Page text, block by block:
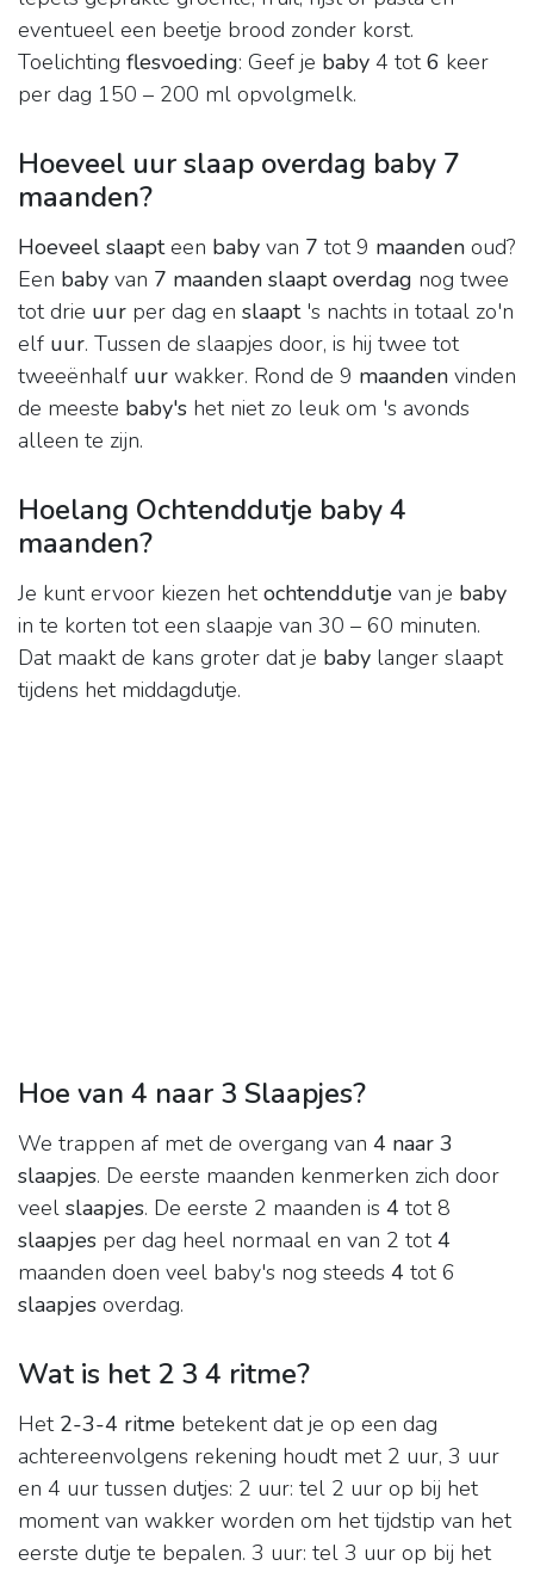
eventueel een beetje brood zonder korst.
Toelichting flesvoeding: Geef je baby 4 tot6 keer
per dag 150 – 200 ml opvolgmelk.
Hoeveel uur slaap overdag baby 7
maanden?
Hoeveel slaapteen baby van 7 tot 9 maanden oud?
Een baby van 7 maanden slaapt overdag nog twee
tot drie uur per dag en slaapt's nachts in totaal zo'n
elf uur. Tussen de slaapjes door, is hij twee tot
tweeënhalf uur wakker. Rond de 9 maanden vinden
de meeste baby's het niet zo leuk om 's avonds
alleen te zijn.
Hoelang Ochtenddutje baby 4
maanden?
Je kunt ervoor kiezen hetochtenddutje van je baby
in te korten tot een slaapje van 30 – 60 minuten.
Dat maakt de kans groter dat je baby langer slaapt
tijdens het middagdutje.
Hoe van 4 naar 3 Slaapjes?
We trappen af met de overgang van 4 naar 3
slaapjes. De eerste maanden kenmerken zich door
veel slaapjes. De eerste 2 maanden is 4 tot 8
slaapjes per dag heel normaal en van 2 tot4
maanden doen veel baby's nog steeds 4 tot 6
slaapjes overdag.
Wat is het 2 3 4 ritme?
Het 2-3-4 ritme betekent dat je op een dag
achtereenvolgens rekening houdt met 2 uur, 3 uur
en 4 uur tussen dutjes: 2 uur: tel 2 uur op bij het
moment van wakker worden om het tijdstip van het
eerste dutje te bepalen. 3 uur: tel 3 uur op bij het